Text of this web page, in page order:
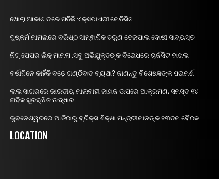
ଖୋଲା ଆକାଶ ତଳେ ପଡିଛି ଏକ୍ସପାଏରୀ ମେଡିସିନ
ଦୁଷ୍କର୍ମ ମାମଲାରେ ବରିଷ୍ଠ ସାମ୍ଵାଦିକ ତରୁଣ ତେଜପାଲ ଦୋଷୀ ସାବ୍ୟସ୍ତ
ନିଟ୍ ପେପର ଲିକ୍ ମାମଲା :ସବୁ ଅଭିଯୁକ୍ତଙ୍କ ବିରୋଧରେ ଚାର୍ଜସିଟ ଦାଖଲ
ବର୍ଷାଦିନେ କାହିଁକି ବଢ଼େ ଗଣ୍ଠିବାତ ବ୍ୟଥା? ଜାଣନ୍ତୁ ବିଶେଷଜ୍ଞଙ୍କ ପରାମର୍ଶ
ଲାଲ ସାଗରରେ ଭାରତୀୟ ମାଲବାହୀ ଜାହାଜ ଉପରେ ଆକ୍ରମଣ; ସମସ୍ତ ୧୪
ନାବିକ ସୁରକ୍ଷିତ ଉଦ୍ଧାର
ଭୁବନେଶ୍ୱରରେ ଆଜିଠାରୁ ବ୍ରିକ୍ସ ଶିକ୍ଷା ମନ୍ତ୍ରୀମାନଙ୍କ ୧୩ତମ ବୈଠକ
LOCATION